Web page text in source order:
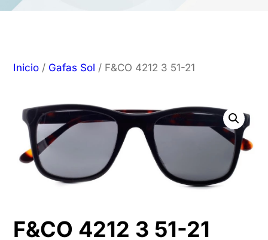
Inicio / Gafas Sol / F&CO 4212 3 51-21
F&CO 4212 3 51-21